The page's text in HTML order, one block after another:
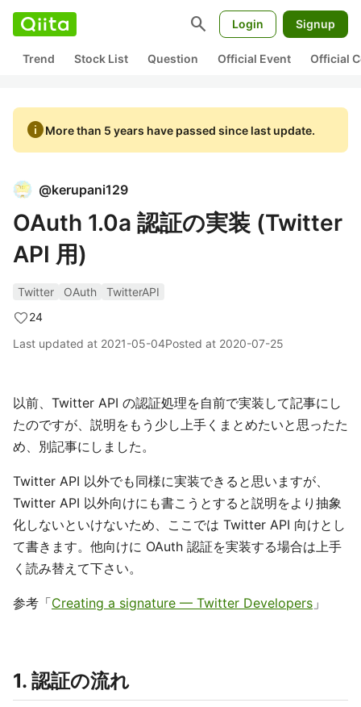
search Login Signup
Trend Stock List Question Official Event Official
infoMore than 5 years have passed since last update.
@kerupani129
OAuth 1.0a 認証の実装 (Twitter
API 用)
Twitter OAuth
TwitterAPI
24
Last updated at 2021-05-04Posted at 2020-07-25
以前、Twitter API の認証処理を自前で実装して記事にし
たのですが、説明をもう少し上手くまとめたいと思ったた
め、別記事にしました。
Twitter API 以外でも同様に実装できると思いますが、
Twitter API 以外向けにも書こうとすると説明をより抽象
化しないといけないため、ここでは Twitter API 向けとし
て書きます。他向けに OAuth 認証を実装する場合は上手
く読み替えて下さい。
参考「Creating a signature — Twitter Developers 」
1. 認証の流れ